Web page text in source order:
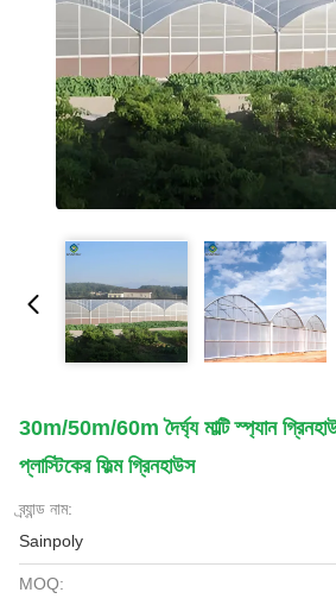
30m/50m/60m দৈর্ঘ্য মাল্টি স্প্যান
প্লাস্টিকের ফিল্ম গ্রিনহাউস
ব্র্যান্ড নাম:
Sainpoly
MOQ: